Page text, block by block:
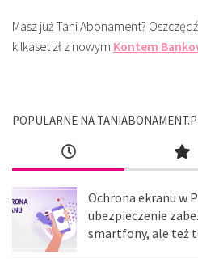
Masz już Tani Abonament?
kilkaset zł z nowym Kontem
POPULARNE NA
Ochrona ekranu w
ubezpieczenie
smartfony, ale też